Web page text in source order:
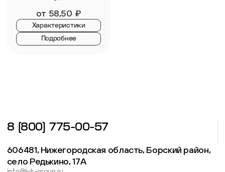
от 58,50 ₽
Характеристики
Подробнее
8 (800) 775-00-57
606481, Нижегородская область, Борский район,
село Редькино, 17А